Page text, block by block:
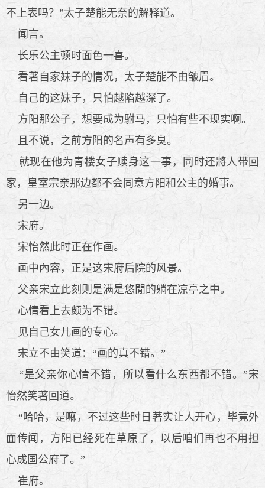
不上表吗？”太子楚能无奈的解释道。
闻言。
长乐公主顿时面色一喜。
看著自家妹子的情况，太子楚能不由皱眉。
自己的这妹子，只怕越陷越深了。
方阳那公子，想要成为駙马，只怕有些不现实啊。
且不说，之前方阳的名声有多臭。
就现在他为青楼女子赎身这一事，同时还將人带回
家，皇室宗亲那边都不会同意方阳和公主的婚事。
另一边。
宋府。
宋怡然此时正在作画。
画中內容，正是这宋府后院的风景。
父亲宋立此刻则是满是悠閒的躺在凉亭之中。
心情看上去颇为不错。
见自己女儿画的专心。
宋立不由笑道：“画的真不错。”
“是父亲你心情不错，所以看什么东西都不错。”宋
怡然笑著回道。
“哈哈，是嘛，不过这些时日著实让人开心，毕竟外
面传闻，方阳已经死在草原了，以后咱们再也不用担
心成国公府了。”
崔府。